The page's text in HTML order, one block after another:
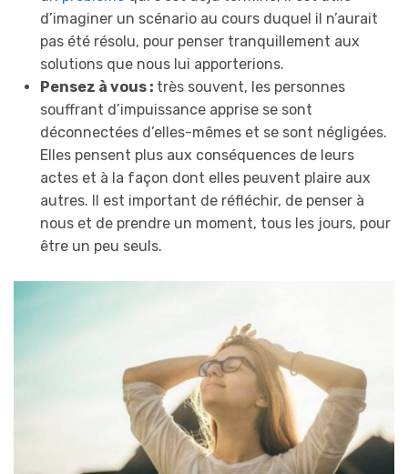
d’imaginer un scénario au cours duquel il n’aurait
pas été résolu, pour penser tranquillement aux
solutions que nous lui apporterions.
Pensez à vous : très souvent, les personnes
souffrant d’impuissance apprise se sont
déconnectées d’elles-mêmes et se sont négligées.
Elles pensent plus aux conséquences de leurs
actes et à la façon dont elles peuvent plaire aux
autres. Il est important de réfléchir, de penser à
nous et de prendre un moment, tous les jours, pour
être un peu seuls.